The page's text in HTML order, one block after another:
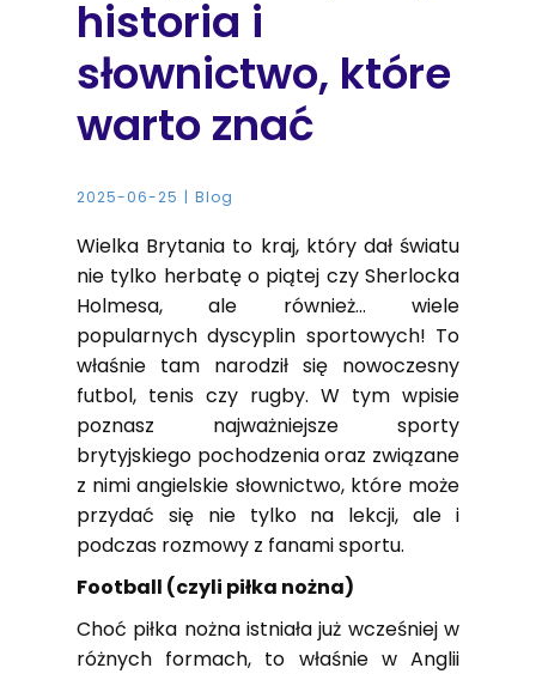
historia i
słownictwo, które
warto znać
2025-06-25 Blog
Wielka Brytania to kraj, który dał światu
nie tylko herbatę o piątej czy Sherlocka
Holmesa, ale również… wiele
popularnych dyscyplin sportowych! To
właśnie tam narodził się nowoczesny
futbol, tenis czy rugby. W tym wpisie
poznasz najważniejsze sporty
brytyjskiego pochodzenia oraz związane
z nimi angielskie słownictwo, które może
przydać się nie tylko na lekcji, ale i
podczas rozmowy z fanami sportu.
Football (czyli piłka nożna)
Choć piłka nożna istniała już wcześniej w
różnych formach, to właśnie w Anglii